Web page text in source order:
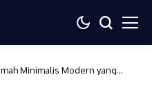
Minimalis Modern yang